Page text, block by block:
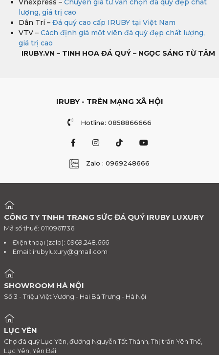
Vnexpress – Chuyên gia tư vấn chọn đá quý đẹp chất
lượng, giá trị cao
Dân Trí – Đá quý cao cấp IRUBY tại Việt Nam
VTV – Cách định giá một viên đá quý đẹp chất lượng,
giá trị cao
IRUBY.VN – TINH HOA ĐÁ QUÝ – NGỌC SÁNG TỪ TÂM
IRUBY - TRÊN MẠNG XÃ HỘI
Hotline: 0858866666
Zalo : 0969248666
CÔNG TY TNHH TRANG SỨC ĐÁ QUÝ IRUBY LUXURY
Mã số thuế: 0110961736
Điện thoại (zalo): 0969.248.666
Email: irubyluxury@gmail.com
SHOWROOM HÀ NỘI
Số 3 - Triệu Việt Vương - Hai Bà Trưng - Hà Nội
LỤC YÊN
Chợ đá quý Lục Yên, đường Nguyễn Tất Thành, Thị trấn Yên Thế,
Lục Yên, Yên Bái